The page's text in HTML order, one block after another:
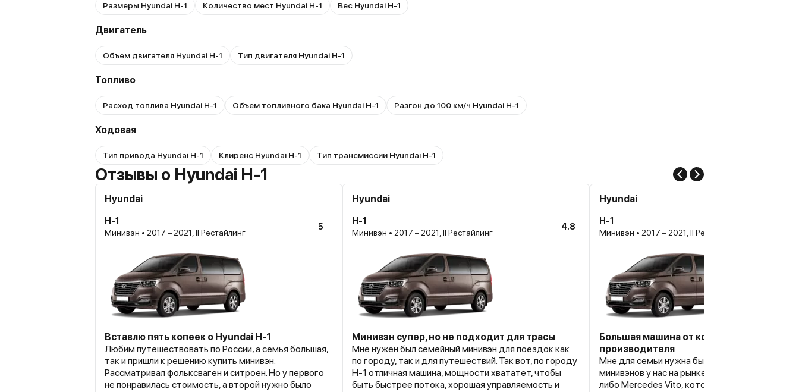
Размеры Hyundai H-1 Количество мест Hyundai H-1 Вес Hyundai H-1
Двигатель
Объем двигателя Hyundai H-1 Тип двигателя Hyundai H-1
Топливо
Расход топлива Hyundai H-1 Объем топливного бака Hyundai H-1 Разгон до 100 км/ч Hyundai H-1
Ходовая
Тип привода Hyundai H-1 Клиренс Hyundai H-1 Тип трансмиссии Hyundai H-1
Отзывы о Hyundai H-1
Hyundai
H-1
Минивэн • 2017 – 2021, II Рестайлинг
5
Вставлю пять копеек о Hyundai H-1
Любим путешествовать по России, а семья большая,
так и пришли к решению купить минивэн.
Рассматривал фольксваген и ситроен. Но у первого
не понравилась стоимость, а второй нужно было
Hyundai
H-1
Минивэн • 2017 – 2021, II Рестайлинг
4.8
Минивэн супер, но не подходит для трасы
Мне нужен был семейный минивэн для поездок как
по городу, так и для путешествий. Так вот, по городу
Н-1 отличная машина, мощности хвататет, чтобы
быть быстрее потока, хорошая управляемость и
Hyundai
H-1
Минивэн • 2017 – 2021, II Рестайлинг
Большая машина от корейского
производителя
Мне для семьи нужна была большая машина, а
минивэнов у нас на рынке сейчас почти
либо Mercedes Vito, который стоит